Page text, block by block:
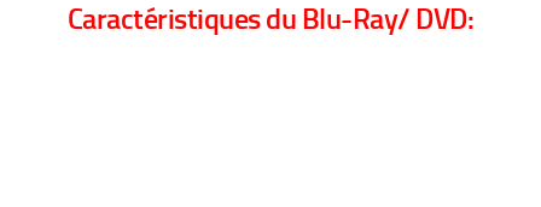
Caractéristiques du Blu-Ray/ DVD: